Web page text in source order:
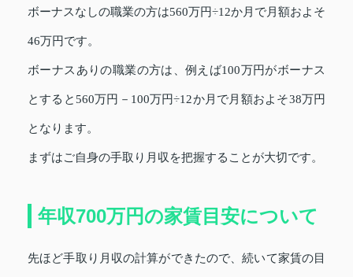
ボーナスなしの職業の方は560万円÷12か月で月額およそ
46万円です。
ボーナスありの職業の方は、例えば100万円がボーナス
とすると560万円－100万円÷12か月で月額およそ38万円
となります。
まずはご自身の手取り月収を把握することが大切です。
年収700万円の家賃目安について
先ほど手取り月収の計算ができたので、続いて家賃の目